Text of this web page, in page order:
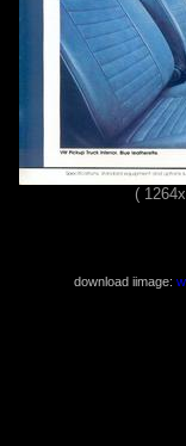
(
download iimage: